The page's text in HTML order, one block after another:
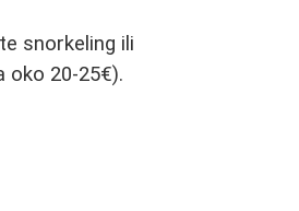
snorkeling ili
oko 20-25€).